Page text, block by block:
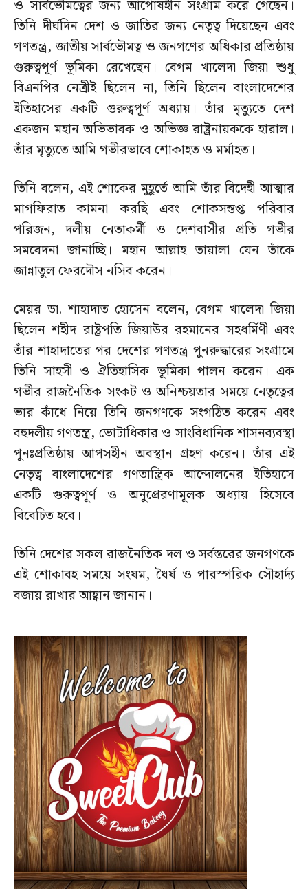
ও সার্বভৌমত্বের জন্য আপোষহীন সংগ্রাম করে গেছেন।
তিনি দীর্ঘদিন দেশ ও জাতির জন্য নেতৃত্ব দিয়েছেন এবং
গণতন্ত্র, জাতীয় সার্বভৌমত্ব ও জনগণের অধিকার প্রতিষ্ঠায়
গুরুত্বপূর্ণ ভূমিকা রেখেছেন। বেগম খালেদা জিয়া শুধু
বিএনপির নেত্রীই ছিলেন না, তিনি ছিলেন বাংলাদেশের
ইতিহাসের একটি গুরুত্বপূর্ণ অধ্যায়। তাঁর মৃত্যুতে দেশ
একজন মহান অভিভাবক ও অভিজ্ঞ রাষ্ট্রনায়ককে হারাল।
তাঁর মৃত্যুতে আমি গভীরভাবে শোকাহত ও মর্মাহত।
তিনি বলেন, এই শোকের মুহূর্তে আমি তাঁর বিদেহী আত্মার
মাগফিরাত কামনা করছি এবং শোকসন্তপ্ত পরিবার
পরিজন, দলীয় নেতাকর্মী ও দেশবাসীর প্রতি গভীর
সমবেদনা জানাচ্ছি। মহান আল্লাহ তায়ালা যেন তাঁকে
জান্নাতুল ফেরদৌস নসিব করেন।
মেয়র ডা. শাহাদাত হোসেন বলেন, বেগম খালেদা জিয়া
ছিলেন শহীদ রাষ্ট্রপতি জিয়াউর রহমানের সহধর্মিণী এবং
তাঁর শাহাদাতের পর দেশের গণতন্ত্র পুনরুদ্ধারের সংগ্রামে
তিনি সাহসী ও ঐতিহাসিক ভূমিকা পালন করেন। এক
গভীর রাজনৈতিক সংকট ও অনিশ্চয়তার সময়ে নেতৃত্বের
ভার কাঁধে নিয়ে তিনি জনগণকে সংগঠিত করেন এবং
বহুদলীয় গণতন্ত্র, ভোটাধিকার ও সাংবিধানিক শাসনব্যবস্থা
পুনঃপ্রতিষ্ঠায় আপসহীন অবস্থান গ্রহণ করেন। তাঁর এই
নেতৃত্ব বাংলাদেশের গণতান্ত্রিক আন্দোলনের ইতিহাসে
একটি গুরুত্বপূর্ণ ও অনুপ্রেরণামূলক অধ্যায় হিসেবে
বিবেচিত হবে।
তিনি দেশের সকল রাজনৈতিক দল ও সর্বস্তরের জনগণকে
এই শোকাবহ সময়ে সংযম, ধৈর্য ও পারস্পরিক সৌহার্দ্য
বজায় রাখার আহ্বান জানান।